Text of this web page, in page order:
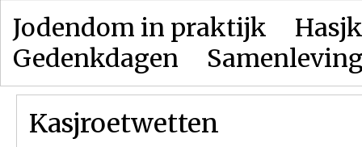
Jodendom in praktijk
Gedenkdagen
Kasjroetwetten